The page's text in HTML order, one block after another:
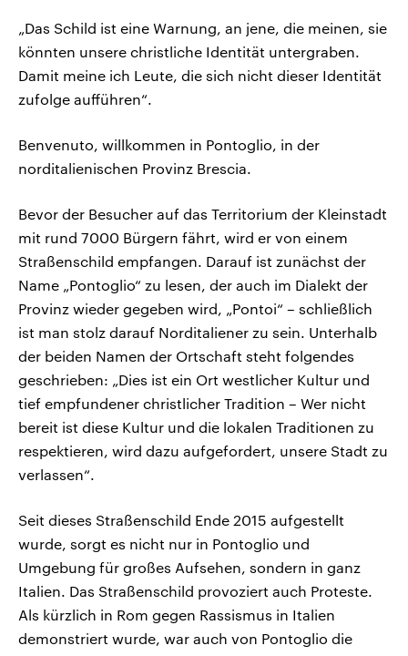
„Das Schild ist eine Warnung, an jene, die meinen, sie
könnten unsere christliche Identität untergraben.
Damit meine ich Leute, die sich nicht dieser Identität
zufolge aufführen“.
Benvenuto, willkommen in Pontoglio, in der
norditalienischen Provinz Brescia.
Bevor der Besucher auf das Territorium der Kleinstadt
mit rund 7000 Bürgern fährt, wird er von einem
Straßenschild empfangen. Darauf ist zunächst der
Name „Pontoglio“ zu lesen, der auch im Dialekt der
Provinz wieder gegeben wird, „Pontoi“ – schließlich
ist man stolz darauf Norditaliener zu sein. Unterhalb
der beiden Namen der Ortschaft steht folgendes
geschrieben: „Dies ist ein Ort westlicher Kultur und
tief empfundener christlicher Tradition – Wer nicht
bereit ist diese Kultur und die lokalen Traditionen zu
respektieren, wird dazu aufgefordert, unsere Stadt zu
verlassen“.
Seit dieses Straßenschild Ende 2015 aufgestellt
wurde, sorgt es nicht nur in Pontoglio und
Umgebung für großes Aufsehen, sondern in ganz
Italien. Das Straßenschild provoziert auch Proteste.
Als kürzlich in Rom gegen Rassismus in Italien
demonstriert wurde, war auch von Pontoglio die